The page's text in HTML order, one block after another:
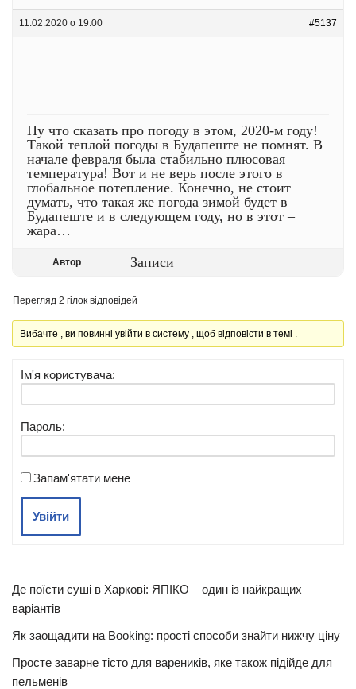
11.02.2020 о 19:00 #5137
Ну что сказать про погоду в этом, 2020-м году!
Такой теплой погоды в Будапеште не помнят. В
начале февраля была стабильно плюсовая
температура! Вот и не верь после этого в
глобальное потепление. Конечно, не стоит
думать, что такая же погода зимой будет в
Будапеште и в следующем году, но в этот –
жара…
Автор Записи
Перегляд 2 гілок відповідей
Вибачте , ви повинні увійти в систему , щоб відповісти в темі .
Ім'я користувача:
Пароль:
Запам'ятати мене
Увійти
Де поїсти суші в Харкові: ЯПІКО – один із найкращих
варіантів
Як заощадити на Booking: прості способи знайти нижчу ціну
Просте заварне тісто для вареників, яке також підійде для
пельменів